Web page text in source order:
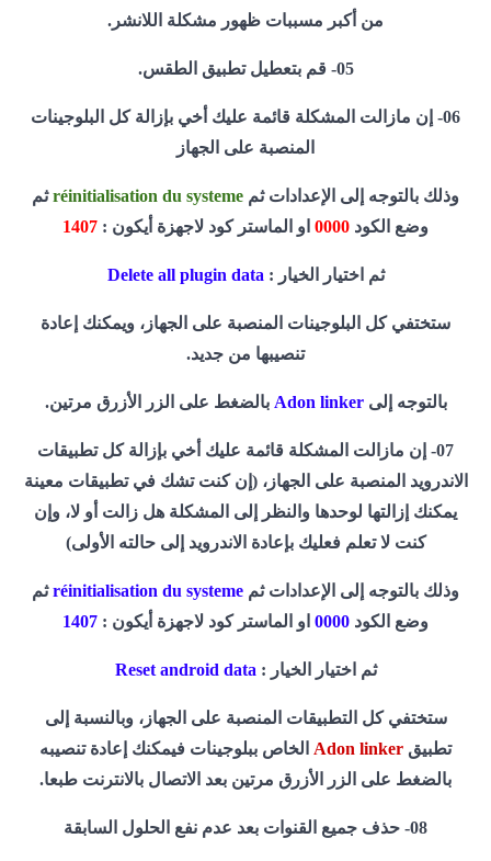
من أكبر مسببات ظهور مشكلة اللانشر.
05- قم بتعطيل تطبيق الطقس.
06- إن مازالت المشكلة قائمة عليك أخي بإزالة كل البلوجينات
المنصبة على الجهاز
وذلك بالتوجه إلى الإعدادات ثم réinitialisation du systeme ثم
وضع الكود 0000 او الماستر كود لاجهزة أيكون : 1407
ثم اختيار الخيار : Delete all plugin data
ستختفي كل البلوجينات المنصبة على الجهاز، ويمكنك إعادة
تنصيبها من جديد.
بالتوجه إلى Adon linker بالضغط على الزر الأزرق مرتين.
07- إن مازالت المشكلة قائمة عليك أخي بإزالة كل تطبيقات
الاندرويد المنصبة على الجهاز، (إن كنت تشك في تطبيقات معينة
يمكنك إزالتها لوحدها والنظر إلى المشكلة هل زالت أو لا، وإن
كنت لا تعلم فعليك بإعادة الاندرويد إلى حالته الأولى)
وذلك بالتوجه إلى الإعدادات ثم réinitialisation du systemeثم
وضع الكود 0000 او الماستر كود لاجهزة أيكون : 1407
ثم اختيار الخيار :
ستختفي كل التطبيقات المنصبة على الجهاز، وبالنسبة إلى
تطبيق Adon linker الخاص ببلوجينات فيمكنك إعادة تنصيبه
بالضغط على الزر الأزرق مرتين بعد الاتصال بالانترنت طبعا.
08- حذف جميع القنوات بعد عدم نفع الحلول السابقة